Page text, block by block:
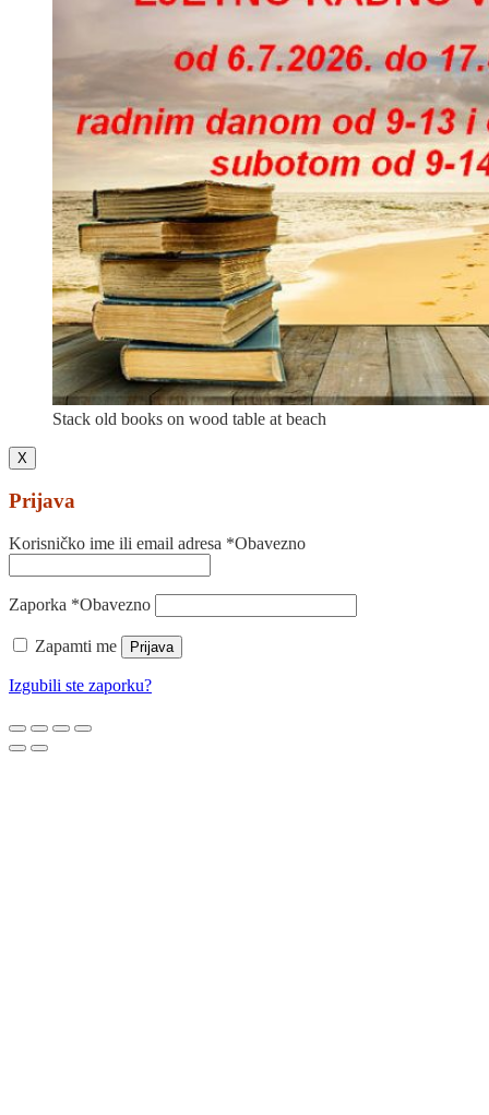
Stack old books on wood table at beach
X
Prijava
Korisničko ime ili email adresa *Obavezno
Zaporka *Obavezno
Zapamti me Prijava
Izgubili ste zaporku?